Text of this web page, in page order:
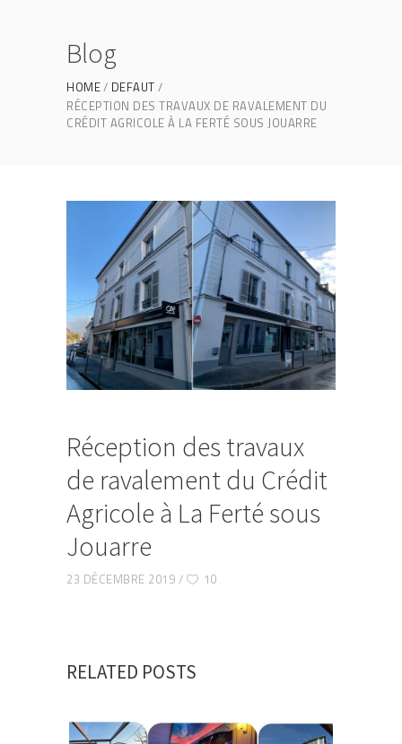
Blog
HOME
DEFAUT
RÉCEPTION DES TRAVAUX DE RAVALEMENT DU
CRÉDIT AGRICOLE À LA FERTÉ SOUS JOUARRE
Réception des travaux
de ravalement du Crédit
Agricole à La Ferté sous
Jouarre
23 DÉCEMBRE 2019 10
RELATED POSTS